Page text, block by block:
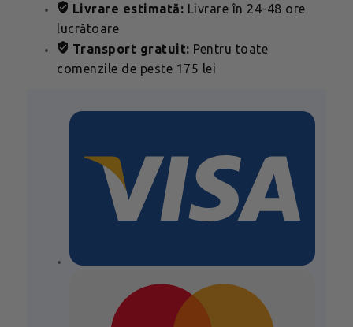
Livrare estimată: Livrare în 24-48 ore
lucrătoare
Transport gratuit: Pentru toate
comenzile de peste 175 lei